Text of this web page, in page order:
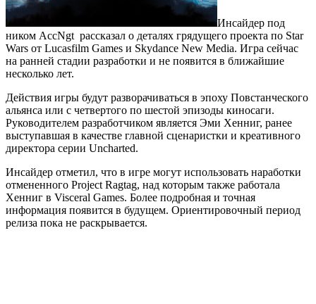
Инсайдер под
ником AccNgt рассказал о деталях грядущего проекта по Star
Wars от Lucasfilm Games и Skydance New Media. Игра сейчас
на ранней стадии разработки и не появится в ближайшие
несколько лет.
Действия игры будут разворачиваться в эпоху Повстанческого
альянса или с четвертого по шестой эпизоды киносаги.
Руководителем разработчиком является Эми Хенниг, ранее
выступавшая в качестве главной сценаристки и креативного
директора серии Uncharted.
Инсайдер отметил, что в игре могут использовать наработки
отмененного Project Ragtag, над которым также работала
Хенниг в Visceral Games. Более подробная и точная
информация появится в будущем. Ориентировочный период
релиза пока не раскрывается.